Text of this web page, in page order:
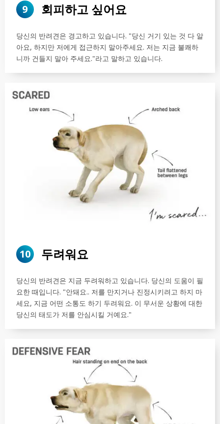
9 회피하고 싶어요
당신의 반려견은 경고하고 있습니다. "당신 거기 있는 것 다 알
아요, 하지만 저에게 접근하지 말아주세요. 저는 지금 불쾌하
니까 건들지 말아 주세요."라고 말하고 있습니다.
10 두려워요
당신의 반려견은 지금 두려워하고 있습니다. 당신의 도움이 필
요한 때입니다. "안돼요.. 저를 만지거나 진정시키려고 하지 마
세요, 지금 어떤 소통도 하기 두려워요. 이 무서운 상황에 대한
당신의 태도가 저를 안심시킬 거예요."